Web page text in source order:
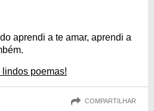
aprendi a te amar, aprendi a
poemas!
COMPARTILHAR